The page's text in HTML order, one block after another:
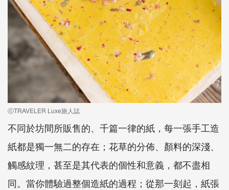
ⓒTRAVELER Luxe旅人誌
不同於坊間所販售的、千篇一律的紙，每一張手工造
紙都是獨一無二的存在；花草的分佈、顏料的深淺、
觸感紋理，甚至是其代表的個性和意義，都不盡相
同。當你體驗過整個造紙的過程；從那一刻起，紙張